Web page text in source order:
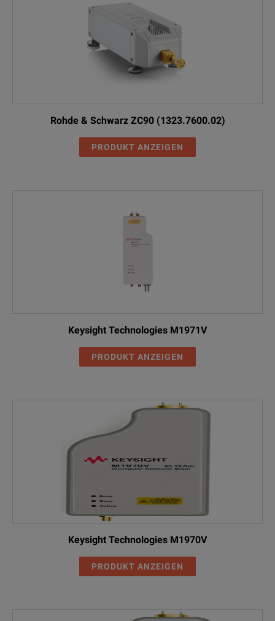
Rohde & Schwarz ZC90 (1323.7600.02)
PRODUKT ANZEIGEN
Keysight Technologies M1971V
PRODUKT ANZEIGEN
Keysight Technologies M1970V
PRODUKT ANZEIGEN